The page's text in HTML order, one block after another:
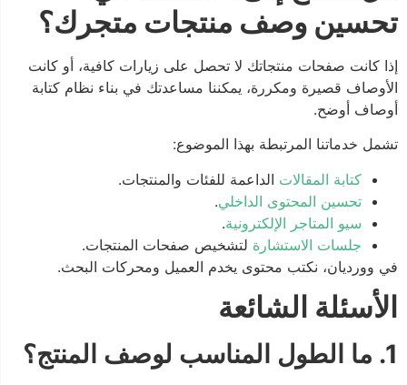
تحسين وصف منتجات متجرك؟
إذا كانت صفحات منتجاتك لا تحصل على زيارات كافية، أو كانت
الأوصاف قصيرة ومكررة، يمكننا مساعدتك في بناء نظام كتابة
أوصاف أوضح.
تشمل خدماتنا المرتبطة بهذا الموضوع:
كتابة المقالاتالداعمة للفئات والمنتجات.
تحسين المحتوى الداخلي .
سيو المتاجر الإلكترونية.
جلسات الاستشارةلتشخيص صفحات المنتجات.
في وورديان، نكتب محتوى يخدم العميل ومحركات البحث.
الأسئلة الشائعة
1. ما الطول المناسب لوصف المنتج؟